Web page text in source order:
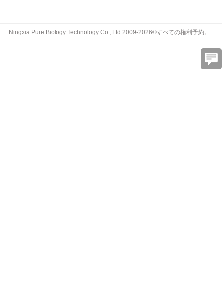
Ningxia Pure Biology Technology Co., Ltd 2009-2026©すべての権利予約。